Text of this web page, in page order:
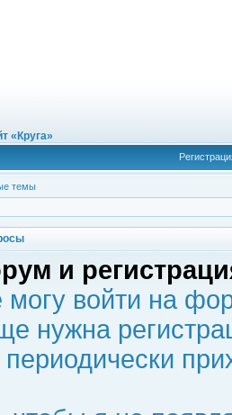
«Круга»
темы
и
могу войти на
нужна